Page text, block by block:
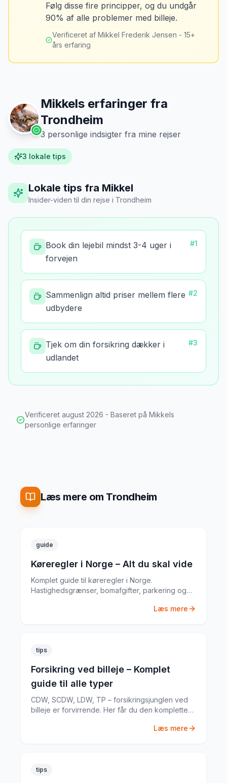
MJ
“Jeg fotograferer altid bilen fra alle
vinkler ved afhentning. Det har reddet
Tank bilen op et par kilometer fra
lufthavnen dagen før aflevering. Priserne
er markant lavere.
Følg disse fire principper, og du undgår
90% af alle problemer med billeje.
Verificeret af Mikkel Frederik Jensen - 15+
års erfaring
Mikkels erfaringer fra
Trondheim
3 personlige indsigter fra mine rejser
3 lokale tips
Lokale tips fra Mikkel
Insider-viden til din rejse i Trondheim
Book din lejebil mindst 3-4 uger i
forvejen
#1
Sammenlign altid priser mellem flere
udbydere
#2
Tjek om din forsikring dækker i
udlandet
#3
Verificeret august 2026 - Baseret på Mikkels
personlige erfaringer
Læs mere om Trondheim
guide
Køreregler i Norge – Alt du skal vide
Komplet guide til køreregler i Norge.
Hastighedsgrænser, bomafgifter, parkering og
Læs mere
tips
Forsikring ved billeje – Komplet
guide til alle typer
CDW, SCDW, LDW, TP – forsikringsjunglen ved
billeje er forvirrende. Her får du den komplette
Læs mere
tips